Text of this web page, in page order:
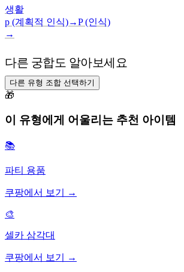
생활
p (계획적 인식)→P (인식)
→
다른 궁합도 알아보세요
다른 유형 조합 선택하기
🎁
이 유형에게 어울리는 추천 아이템
📚
파티 용품
쿠팡에서 보기 →
🎨
셀카 삼각대
쿠팡에서 보기 →